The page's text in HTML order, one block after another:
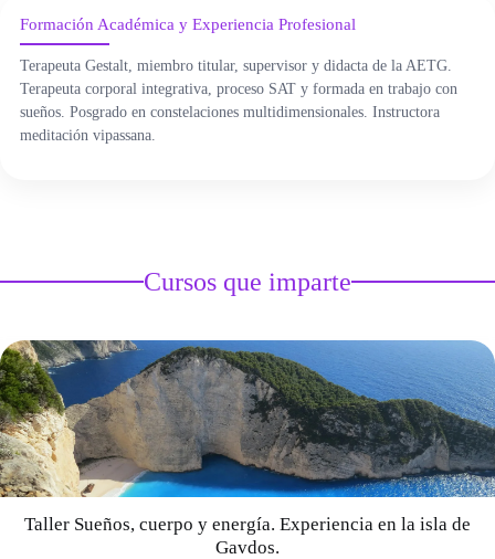
ÁREA DE CORPORAL
ÁREA DE PEDAGOGÍA SISTÉMICA
Formación Académica y Experiencia Profesional
Terapeuta Gestalt, miembro titular, supervisor y didacta de la AETG.
Terapeuta corporal integrativa, proceso SAT y formada en trabajo con
sueños. Posgrado en constelaciones multidimensionales. Instructora
meditación vipassana.
Cursos que imparte
Taller Sueños, cuerpo y energía. Experiencia en la isla de
Gavdos.